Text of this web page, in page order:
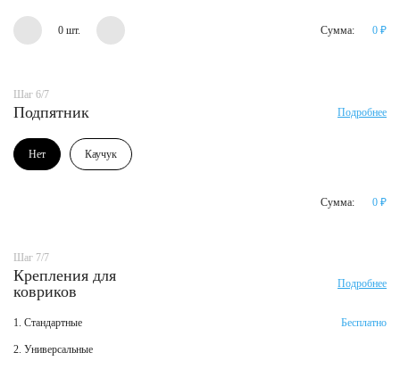
0 шт. Сумма: 0 ₽
Шаг 6/7
Подпятник Подробнее
Нет Каучук
Сумма: 0 ₽
Шаг 7/7
Крепления для
ковриков
Подробнее
1. Стандартные Бесплатно
2. Универсальные